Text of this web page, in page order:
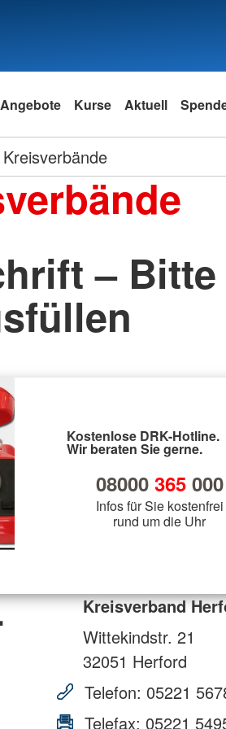
Angebote Kurse Aktuell
Kreisverbände
– Bitte
Kostenlose DRK-Hotline.
Wir beraten Sie gerne.
08000 365000
Infos für Sie kostenfrei
rund um die Uhr
Kreisverband
Wittekindstr. 21
32051 Herford
Telefon: 05221
Telefax: 05221